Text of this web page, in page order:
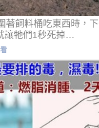
著飼料桶吃東西時，
讓牠們1秒死掉…